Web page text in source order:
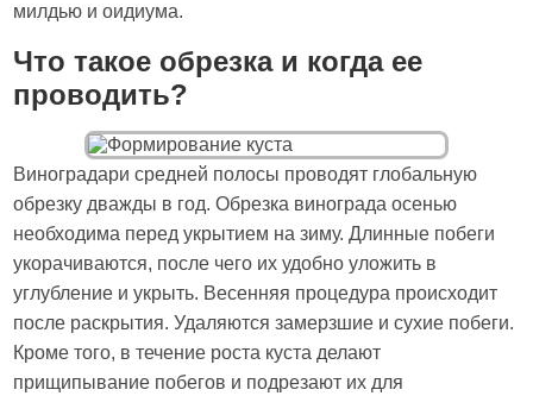
милдью и оидиума.
Что такое обрезка и когда ее
проводить?
Виноградари средней полосы проводят глобальную
обрезку дважды в год. Обрезка винограда осенью
необходима перед укрытием на зиму. Длинные побеги
укорачиваются, после чего их удобно уложить в
углубление и укрыть. Весенняя процедура происходит
после раскрытия. Удаляются замерзшие и сухие побеги.
Кроме того, в течение роста куста делают
прищипывание побегов и подрезают их для